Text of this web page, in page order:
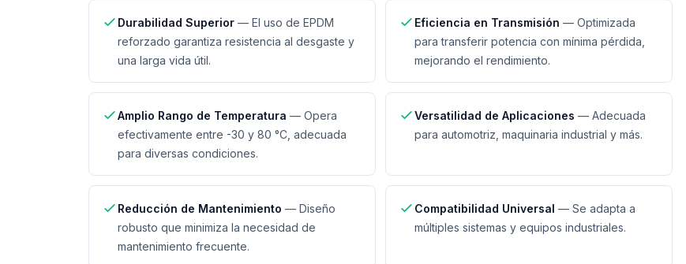
Durabilidad Superior — El uso de EPDM
reforzado garantiza resistencia al desgaste y
una larga vida útil.
Eficiencia en Transmisión — Optimizada
para transferir potencia con mínima pérdida,
mejorando el rendimiento.
Amplio Rango de Temperatura — Opera
efectivamente entre -30 y 80 °C, adecuada
para diversas condiciones.
Versatilidad de Aplicaciones — Adecuada
para automotriz, maquinaria industrial y más.
Reducción de Mantenimiento — Diseño
robusto que minimiza la necesidad de
mantenimiento frecuente.
Compatibilidad Universal — Se adapta a
múltiples sistemas y equipos industriales.